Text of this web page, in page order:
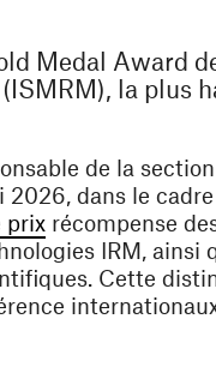
Medal Award
la plus
de la
2026, dans le
prix(opens in a new
récompense
IRM, ainsi
Cette